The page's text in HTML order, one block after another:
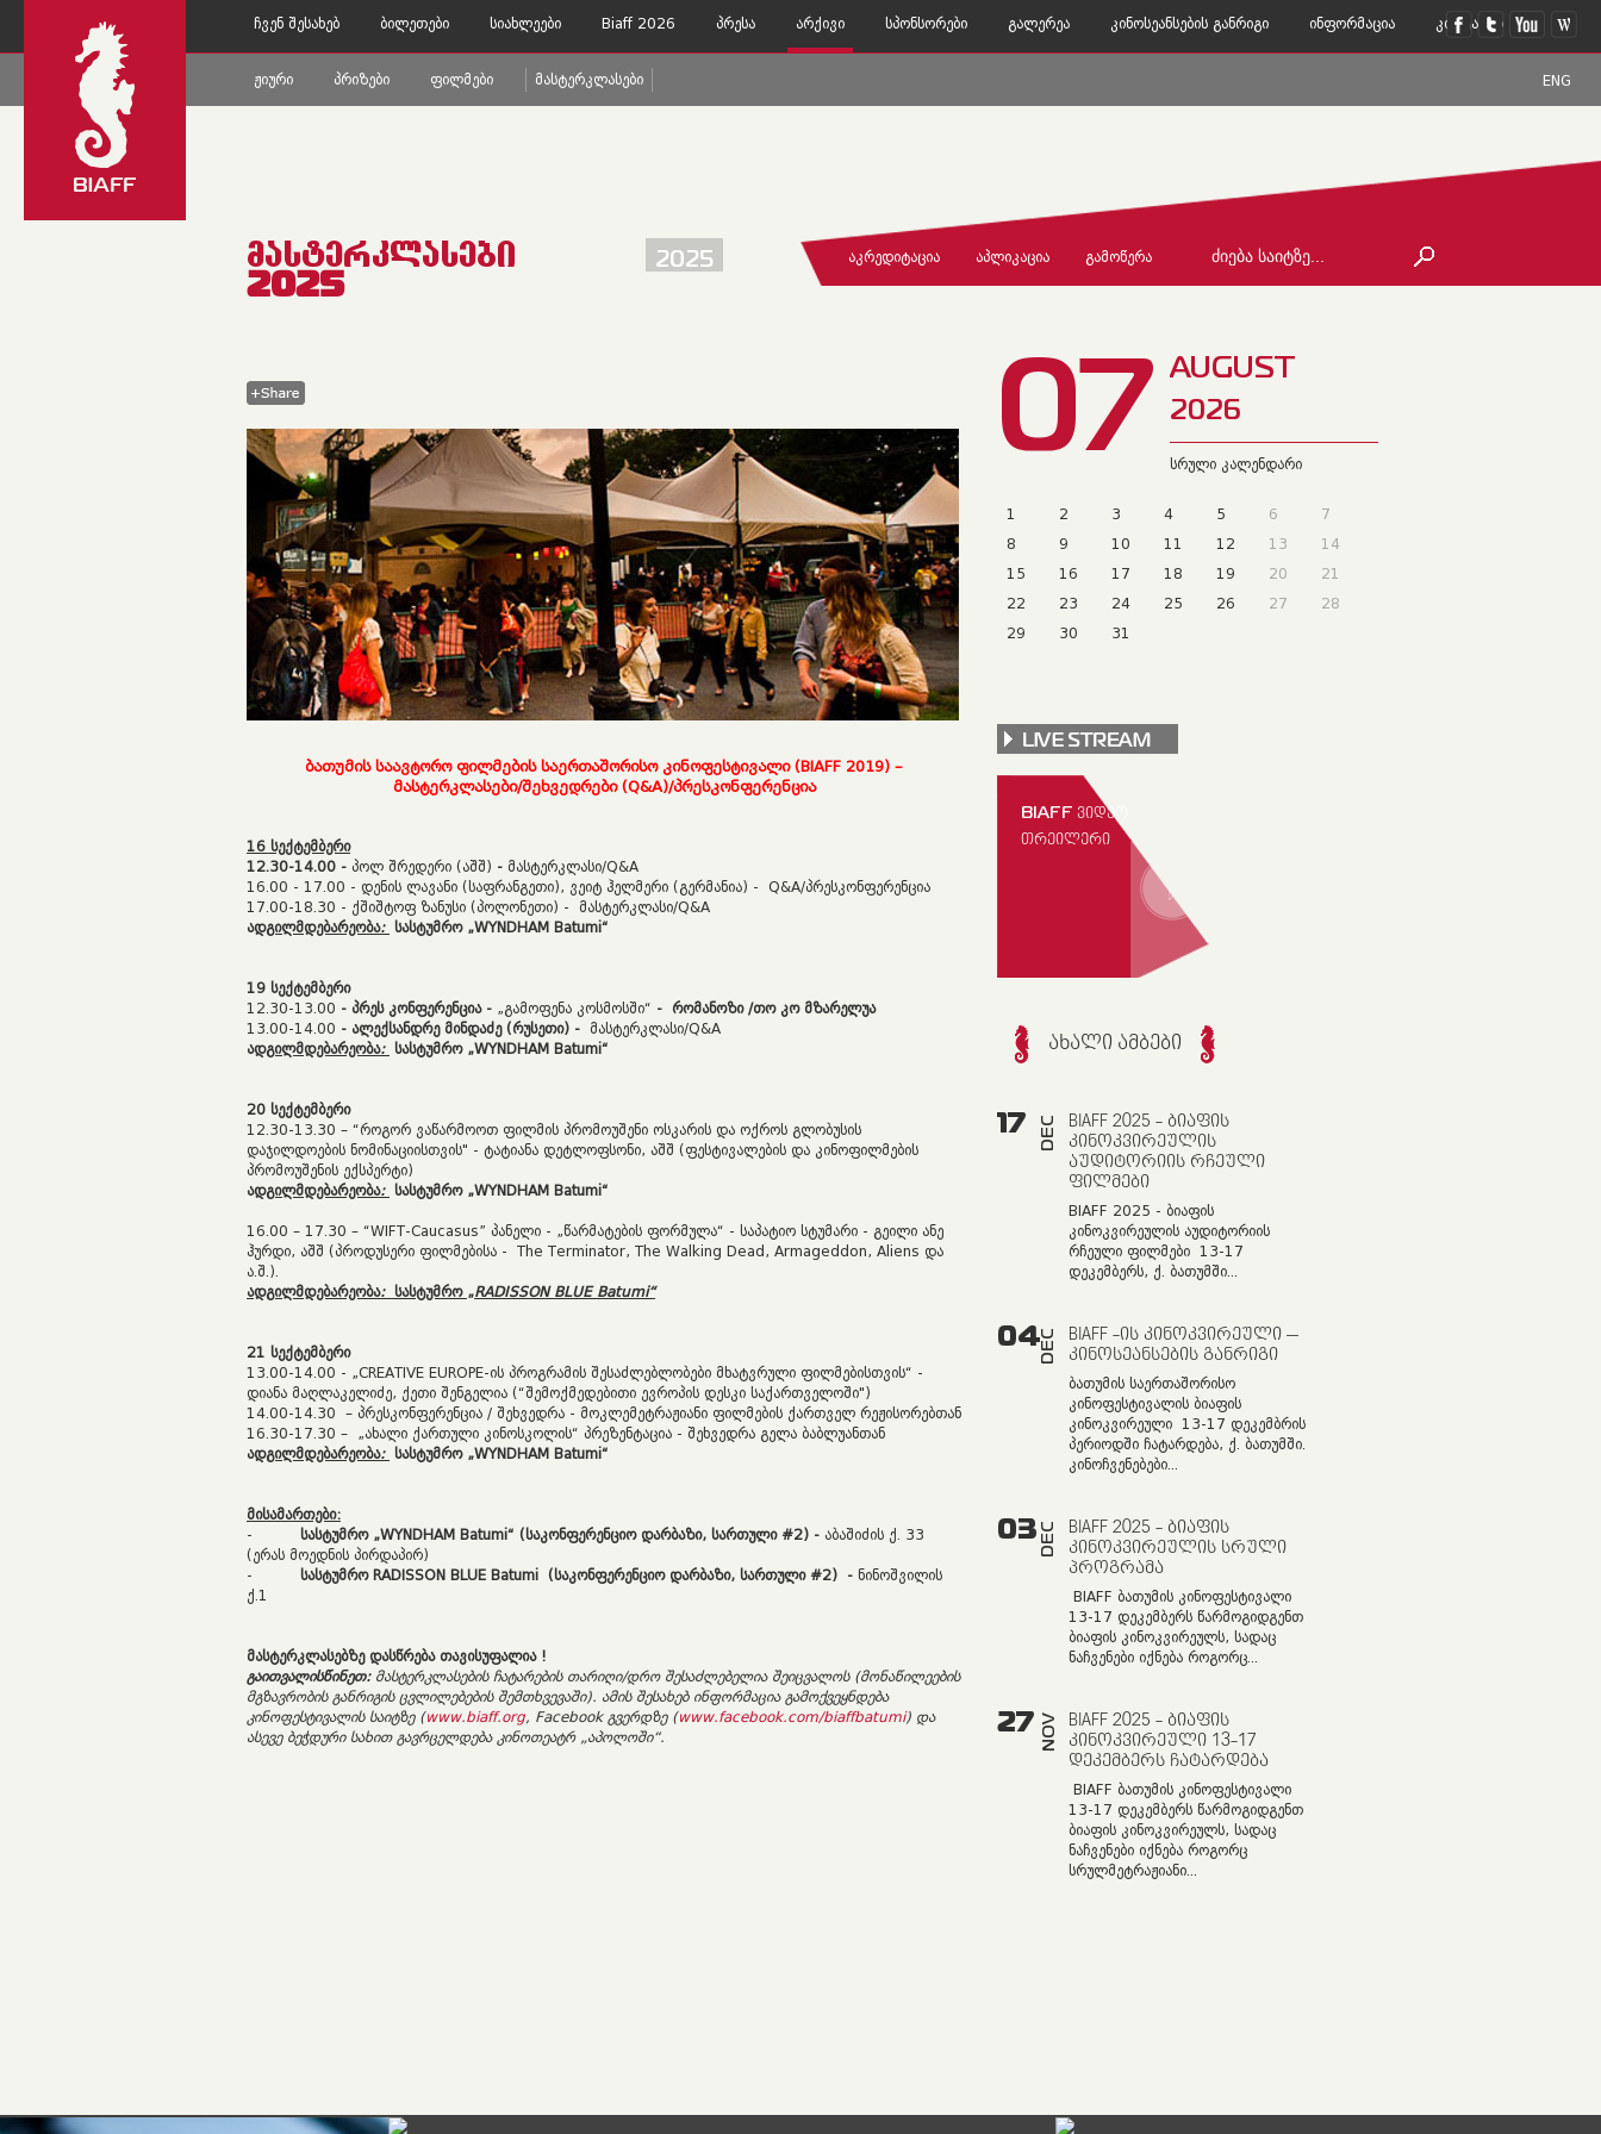
Ჩვენ Შესახებ Ბილეთები Სიახლეები Biaff 2026 Პრესა Არქივი Სპონსორები Გალერეა Კინოსეანსების Განრიგი Ინფორმაცია Კონტაქტი
Ჟიური Პრიზები Ფილმები Მასტერკლასები ENG
ᲐᲙᲠᲔᲓᲘᲢᲐᲪᲘᲐ ᲐᲞᲚᲘᲙᲐᲪᲘᲐ ᲒᲐᲛᲝᲬᲔᲠᲐ
ᲛᲐᲡᲢᲔᲠᲙᲚᲐᲡᲔᲑᲘ
2025
2025
ბათუმის საავტორო ფილმების საერთაშორისო კინოფესტივალი (BIAFF 2019) –
მასტერკლასები/შეხვედრები(Q&A)/პრესკონფერენცია
16 სექტემბერი
12.30-14.00 - პოლ შრედერი (აშშ) - მასტერკლასი/Q&A
16.00 - 17.00 - დენის ლავანი (საფრანგეთი), ვეიტ ჰელმერი (გერმანია) - Q&A/პრესკონფერენცია
17.00-18.30 - ქშიშტოფ ზანუსი (პოლონეთი) -
მასტერკლასი/Q&A
ადგილმდებარეობა: სასტუმრო„WYNDHAM Batumi“
19 სექტემბერი
12.30-13.00 - პრეს კონფერენცია - „გამოფენა კოსმოსში“ - რომანოზი /თო კო მზარელუა
13.00-14.00 - ალექსანდრე მინდაძე (რუსეთი) -
მასტერკლასი/Q&A
ადგილმდებარეობა: სასტუმრო„WYNDHAM Batumi“
20 სექტემბერი
12.30-13.30 – “როგორ ვაწარმოოთ ფილმის პრომოუშენი ოსკარის და ოქროს გლობუსის
დაჯილდოების ნომინაციისთვის" - ტატიანა დეტლოფსონი, აშშ (ფესტივალების და კინოფილმების
პრომოუშენის ექსპერტი)
ადგილმდებარეობა: სასტუმრო„WYNDHAM Batumi“
16.00 – 17.30 – “WIFT-Caucasus” პანელი - „წარმატების ფორმულა“ - საპატიო სტუმარი - გეილი ანე
ჰურდი, აშშ (პროდუსერი ფილმებისა - The Terminator, The Walking Dead, Armageddon, Aliens და
ა.შ.).
ადგილმდებარეობა: სასტუმრო„RADISSON BLUE Batumi“
21 სექტემბერი
13.00-14.00 - „CREATIVE EUROPE-ის პროგრამის შესაძლებლობები მხატვრული ფილმებისთვის“ -
დიანა მაღლაკელიძე, ქეთი შენგელია (“შემოქმედებითი ევროპის დესკი საქართველოში")
14.00-14.30 – პრესკონფერენცია / შეხვედრა - მოკლემეტრაჟიანი ფილმების ქართველ რეჟისორებთან
16.30-17.30 – „ახალი ქართული კინოსკოლის“ პრეზენტაცია - შეხვედრა გელა ბაბლუანთან
ადგილმდებარეობა: სასტუმრო„WYNDHAM Batumi“
მისამართები:
- სასტუმრო„WYNDHAM Batumi“ (საკონფერენციო დარბაზი, სართული #2) - აბაშიძის ქ. 33
(ერას მოედნის პირდაპირ)
- სასტუმრო RADISSON BLUE Batumi (საკონფერენციო დარბაზი, სართული #2) - ნინოშვილის
ქ.1
მასტერკლასებზე დასწრება თავისუფალია!
გაითვალისწინეთ: მასტერკლასების ჩატარების თარიღი/დრო შესაძლებელია შეიცვალოს(მონაწილეების
მგზავრობის განრიგის ცვლილებების შემთხვევაში). ამის შესახებ ინფორმაცია გამოქვეყნდება
კინოფესტივალის საიტზე(www.biaff.org, Facebook გვერდზე(www.facebook.com/biaffbatumi) და
ასევე ბეჭდური სახით გავრცელდება კინოთეატრ„აპოლოში“.
07 AUGUST
2026
სრული კალენდარი
1 2 3 4 5 6
7
8
9 10 11 12 13
14
15
16 17 18 19 20
21
22
23 24 25 26 27
28
29
30 31
BIAFF ᲕᲘᲓᲔᲝ
ᲗᲠᲔᲘᲚᲔᲠᲘ
ᲐᲮᲐᲚᲘ ᲐᲛᲑᲔᲑᲘ
17 DEC
BIAFF 2025 - ᲑᲘᲐᲤᲘᲡ
ᲙᲘᲜᲝᲙᲕᲘᲠᲔᲣᲚᲘᲡ
ᲐᲣᲓᲘᲢᲝᲠᲘᲘᲡ ᲠᲩᲔᲣᲚᲘ
ᲤᲘᲚᲛᲔᲑᲘ
BIAFF 2025 - ბიაფის
კინოკვირეულის აუდიტორიის
რჩეული ფილმები 13-17
დეკემბერს, ქ. ბათუმში...
04DEC
BIAFF -ᲘᲡ ᲙᲘᲜᲝᲙᲕᲘᲠᲔᲣᲚᲘ –
ᲙᲘᲜᲝᲡᲔᲐᲜᲡᲔᲑᲘᲡ ᲒᲐᲜᲠᲘᲒᲘ
ბათუმის საერთაშორისო
კინოფესტივალის ბიაფის
კინოკვირეული 13-17 დეკემბრის
პერიოდში ჩატარდება, ქ. ბათუმში.
კინოჩვენებები...
03DEC
BIAFF 2025 - ᲑᲘᲐᲤᲘᲡ
ᲙᲘᲜᲝᲙᲕᲘᲠᲔᲣᲚᲘᲡ ᲡᲠᲣᲚᲘ
ᲞᲠᲝᲒᲠᲐᲛᲐ
BIAFF ბათუმის კინოფესტივალი
13-17 დეკემბერს წარმოგიდგენთ
ბიაფის კინოკვირეულს, სადაც
ნაჩვენები იქნება როგორც...
27 NOV
BIAFF 2025 - ᲑᲘᲐᲤᲘᲡ
ᲙᲘᲜᲝᲙᲕᲘᲠᲔᲣᲚᲘ 13-17
ᲓᲔᲙᲔᲛᲑᲔᲠᲡ ᲩᲐᲢᲐᲠᲓᲔᲑᲐ
BIAFF ბათუმის კინოფესტივალი
13-17 დეკემბერს წარმოგიდგენთ
ბიაფის კინოკვირეულს, სადაც
ნაჩვენები იქნება როგორც
სრულმეტრაჟიანი...